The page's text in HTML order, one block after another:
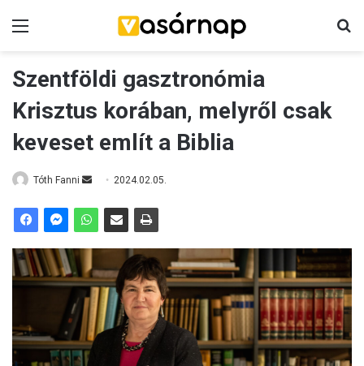
Szentföldi gasztronómia
Krisztus korában, melyről csak
keveset említ a Biblia
Tóth Fanni
n
m
a
2024.02.05.